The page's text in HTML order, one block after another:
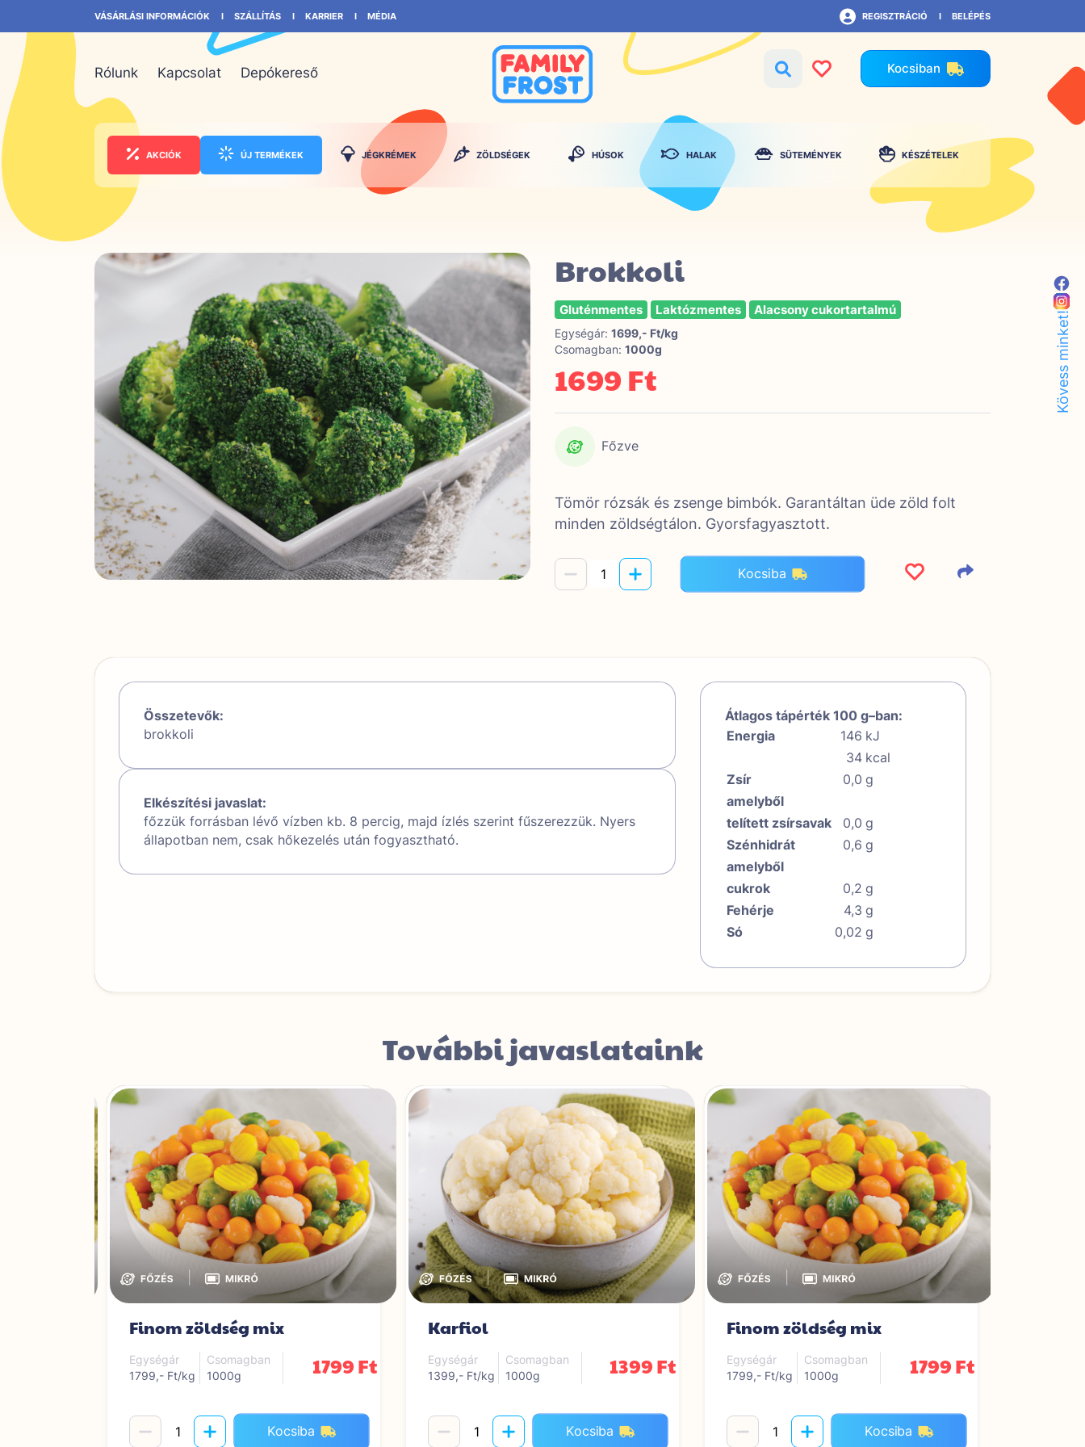
VÁSÁRLÁSI INFORMÁCIÓK SZÁLLÍTÁS KARRIER MÉDIA REGISZTRÁCIÓ BELÉPÉS
Rólunk Kapcsolat Depókereső Kocsiban
AKCIÓK ÚJ TERMÉKEK JÉGKRÉMEK ZÖLDSÉGEK HÚSOK HALAK SÜTEMÉNYEK KÉSZÉTELEK
Brokkoli
Gluténmentes Laktózmentes Alacsony cukortartalmú
Egységár: 1699,- Ft/kg
Csomagban: 1000g
1699 Ft
Főzve
Tömör rózsák és zsenge bimbók. Garantáltan üde zöld folt
minden zöldségtálon. Gyorsfagyasztott.
Kocsiba
Összetevők:
brokkoli
Elkészítési javaslat:
főzzük forrásban lévő vízben kb. 8 percig, majd ízlés szerint fűszerezzük. Nyers
állapotban nem, csak hőkezelés után fogyasztható.
Átlagos tápérték 100 g–ban:
Energia
146 kJ
34 kcal
Zsír
0,0 g
amelyből
telített zsírsavak
0,0 g
Szénhidrát
0,6 g
amelyből
cukrok
0,2 g
Fehérje
4,3 g
Só
0,02 g
További javaslataink
Finom zöldség mix
Egységár
1799,- Ft/kg
Csomagban
1000g
1799 Ft
Kocsiba
|
Karfiol
Egységár
1399,- Ft/kg
Csomagban
1000g
1399 Ft
Kocsiba
Finom zöldség mix
Egységár
1799,- Ft/kg
Csomagban
1000g
1799 Ft
Kocsiba
Kövess minket!